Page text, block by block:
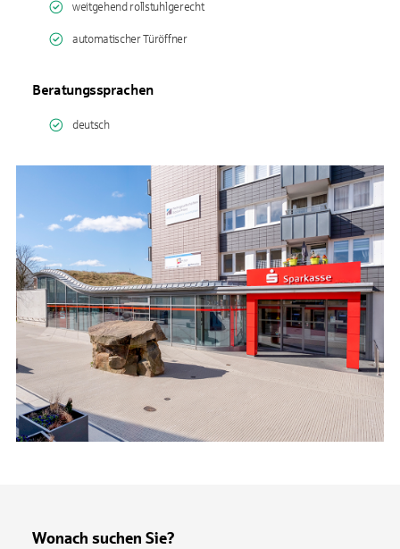
weitgehend rollstuhlgerecht
automatischer Türöffner
Beratungssprachen
deutsch
Wonach suchen Sie?